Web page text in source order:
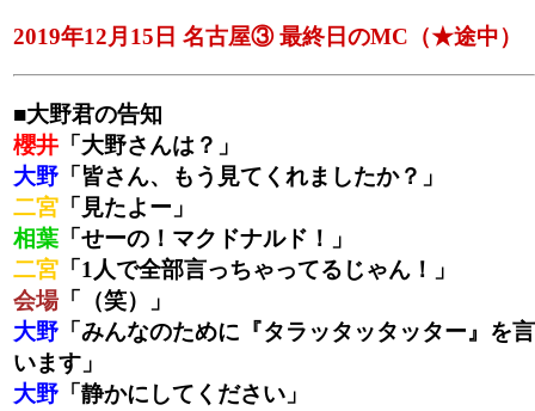
2019年12月15日 名古屋③ 最終日のMC（★途中）
■大野君の告知
櫻井 「大野さんは？」
大野 「皆さん、もう見てくれましたか？」
二宮 「見たよー」
相葉 「せーの！マクドナルド！」
二宮 「1人で全部言っちゃってるじゃん！」
会場「（笑）」
大野 「みんなのために『タラッタッタッター』を言
います」
大野 「静かにしてください」